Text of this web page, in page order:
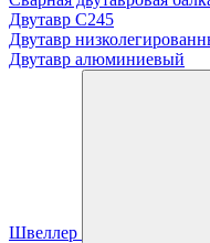
Двутавр С245
Двутавр
Двутавр алюминиевый
Швеллер